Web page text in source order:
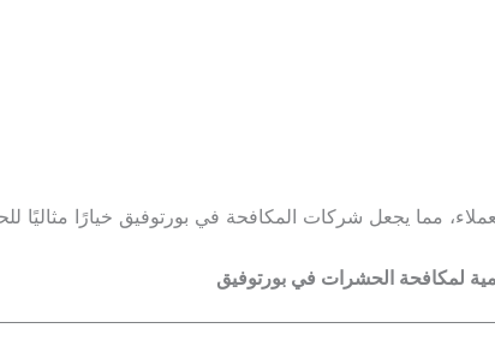
مما يجعل شركات المكافحة في بورتوفيق خيارًا مثاليًا
لمكافحة الحشرات في بورتوفيق